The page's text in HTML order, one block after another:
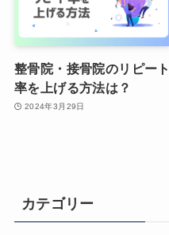
整骨院・接骨院のリピート
率を上げる方法は？
2024年3月29日
カテゴリー